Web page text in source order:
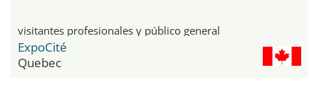
visitantes profesionales y público general
ExpoCité
Quebec